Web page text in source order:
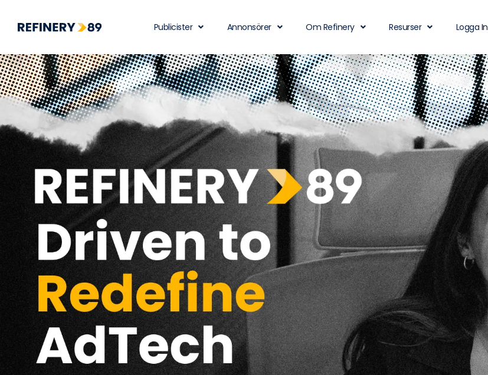
Publicister Annonsörer Om Refinery Resurser Logga In